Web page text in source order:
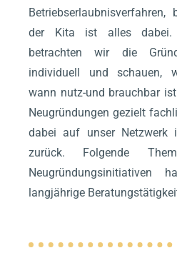
der Kita ist alles dabei.
betrachten wir die
individuell und schauen,
wann nutz-und brauchbar
Neugründungen gezielt
dabei auf unser Netzwerk
zurück. Folgende
Neugründungsinitiativen
langjährige